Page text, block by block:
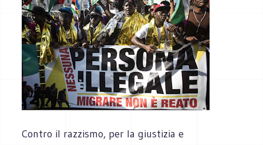
Contro il razzismo, per la giustizia e